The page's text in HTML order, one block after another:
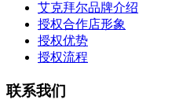
艾克拜尔品牌介绍
授权合作店形象
授权优势
授权流程
联系我们